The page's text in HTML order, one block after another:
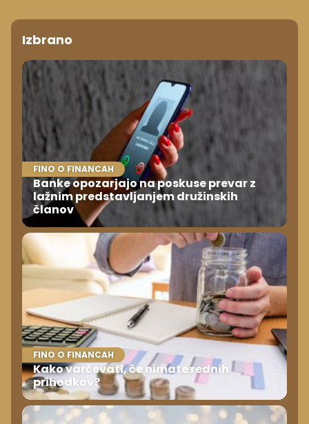
Izbrano
FINO O FINANCAH
Banke opozarjajo na poskuse prevar z
lažnim predstavljanjem družinskih
članov
FINO O FINANCAH
Kako varčevati, če nimate rednih
prihodkov?